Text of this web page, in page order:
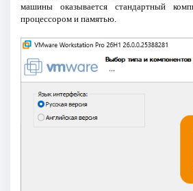
машины оказывается стандартный
процессором и памятью.